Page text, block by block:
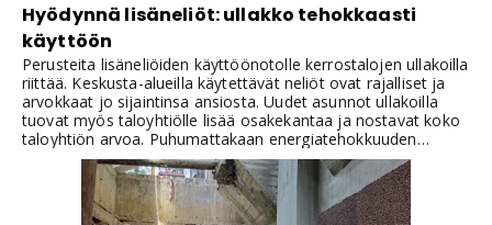
Hyödynnä lisäneliöt: ullakko tehokkaasti
käyttöön
Perusteita lisäneliöiden käyttöönotolle kerrostalojen ullakoilla
riittää. Keskusta-alueilla käytettävät neliöt ovat rajalliset ja
arvokkaat jo sijaintinsa ansiosta. Uudet asunnot ullakoilla
tuovat myös taloyhtiölle lisää osakekantaa ja nostavat koko
taloyhtiön arvoa. Puhumattakaan energiatehokkuuden
parantumisesta uusien eristyksien myötä
ullakkorakentamisen yhteydessä. Paloturvallisuuskin paranee
monessa tapauksessa ullakolla olevien varastojen
poistumisen myötä.